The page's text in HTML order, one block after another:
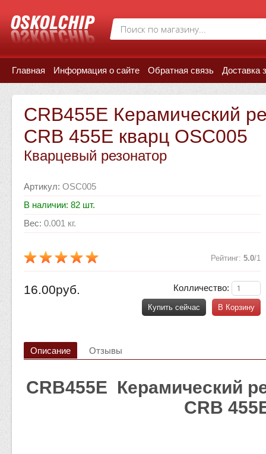
Главная Информация о сайте Обратная связь Доставка
CRB455E Керамический
CRB 455E кварц OSC005
Кварцевый резонатор
Артикул: OSC005
В наличии: 82 шт.
Вес: 0.001 кг.
Рейтинг: 5.0/1
Колличество:
В Корзину
Купить сейчас
16.00руб.
Описание Отзывы
CRB455E Керамический
CRB